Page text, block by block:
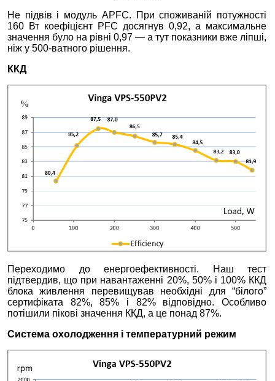
Не підвів і модуль APFC. При споживаній потужності
160 Вт коефіцієнт PFC досягнув 0,92, а максимальне
значення було на рівні 0,97 — а тут показники вже ліпші,
ніж у 500-ватного рішення.
ККД
Переходимо до енергоефективності. Наш тест
підтвердив, що при навантаженні 20%, 50% і 100% ККД
блока живлення перевищував необхідні для “білого”
сертифіката 82%, 85% і 82% відповідно. Особливо
потішили пікові значення ККД, а це понад 87%.
Система охолодження і температурний режим